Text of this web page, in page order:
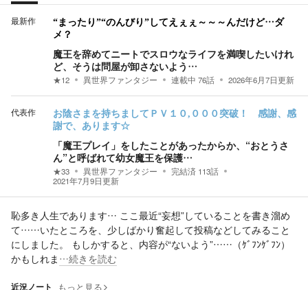
最新作
“まったり”“のんびり”してえぇぇ～～～んだけど…ダ
メ？
魔王を辞めてニートでスロウなライフを満喫したいけれ
ど、そうは問屋が卸さないよう…
★12 異世界ファンタジー 連載中 76話 2026年6月7日更新
代表作
お陰さまを持ちましてＰＶ１０,０００突破！ 感謝、感
謝で、あります☆
「魔王プレイ」をしたことがあったからか、“おとうさ
ん”と呼ばれて幼女魔王を保護…
★33 異世界ファンタジー 完結済 113話
2021年7月9日更新
恥多き人生であります… ここ最近“妄想”していることを書き溜め
て……いたところを、少しばかり奮起して投稿などしてみること
にしました。 もしかすると、内容が“ないよう”……（ｹﾞﾌﾝｹﾞﾌﾝ）
かもしれま …続きを読む
近況ノート もっと見る